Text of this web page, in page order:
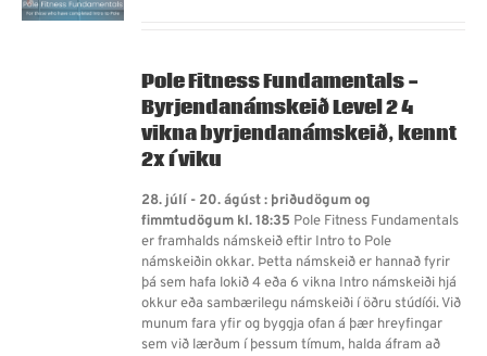
Pole Fitness Fundamentals -
Byrjendanámskeið Level 24
vikna byrjendanámskeið, kennt
2x í viku
28. júlí - 20. ágúst : þriðudögum og
fimmtudögum kl. 18:35 Pole Fitness Fundamentals
er framhalds námskeið eftir Intro to Pole
námskeiðin okkar. Þetta námskeið er hannað fyrir
þá sem hafa lokið 4 eða 6 vikna Intro námskeiði hjá
okkur eða sambærilegu námskeiði í öðru stúdíói. Við
munum fara yfir og byggja ofan á þær hreyfingar
sem við lærðum í þessum tímum, halda áfram að